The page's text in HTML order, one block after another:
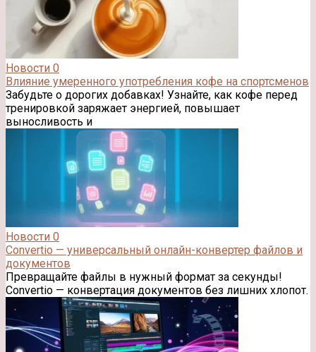
Новости 0
Влияние умеренного употребления кофе на спортсменов
Забудьте о дорогих добавках! Узнайте, как кофе перед
тренировкой заряжает энергией, повышает
выносливость и
Новости 0
Convertio — универсальный онлайн-конвертер файлов и
документов
Превращайте файлы в нужный формат за секунды!
Convertio — конвертация документов без лишних хлопот.